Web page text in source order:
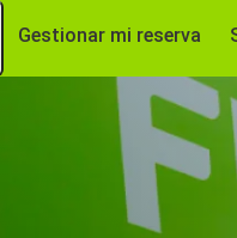
Gestionar mi reserva